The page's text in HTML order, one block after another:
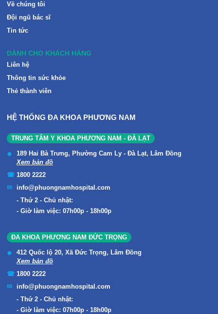
Về chúng tôi
Đội ngũ bác sĩ
Tin tức
DÀNH CHO KHÁCH HÀNG
Liên hệ
Thông tin sức khỏe
Thẻ thành viên
HỆ THỐNG ĐA KHOA PHƯƠNG NAM
TRUNG TÂM Y KHOA PHƯƠNG NAM - ĐÀ LẠT
189 Hai Bà Trưng, Phường Cam Ly - Đà Lạt, Lâm Đồng
Xem bản đồ
1800 2222
info@phuongnamhospital.com
Thứ 2 - Chủ nhật:
Giờ làm việc: 07h00p - 18h00p
ĐA KHOA PHƯƠNG NAM ĐỨC TRỌNG
412 Quốc lộ 20, Xã Đức Trọng, Lâm Đồng
Xem bản đồ
1800 2222
info@phuongnamhospital.com
Thứ 2 - Chủ nhật:
Giờ làm việc: 07h00p - 18h00p